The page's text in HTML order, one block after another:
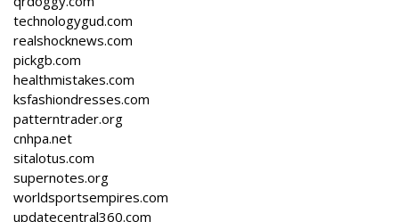
technologygud.com
realshocknews.com
pickgb.com
healthmistakes.com
ksfashiondresses.com
patterntrader.org
cnhpa.net
sitalotus.com
supernotes.org
worldsportsempires.com
updatecentral360.com